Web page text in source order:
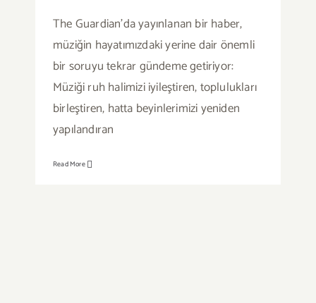
The Guardian'da yayınlanan bir haber,
müziğin hayatımızdaki yerine dair önemli
bir soruyu tekrar gündeme getiriyor:
Müziği ruh halimizi iyileştiren, toplulukları
birleştiren, hatta beyinlerimizi yeniden
yapılandıran
Read More